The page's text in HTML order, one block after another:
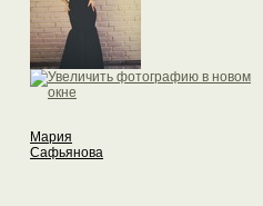
Мария
Сафьянова